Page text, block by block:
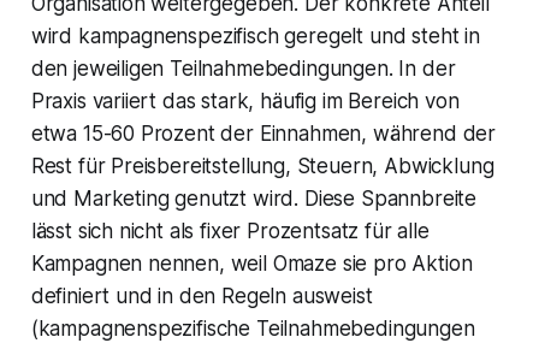
wird kampagnenspezifisch geregelt und steht in
den jeweiligen Teilnahmebedingungen. In der
Praxis variiert das stark, häufig im Bereich von
etwa 15-60 Prozent der Einnahmen, während der
Rest für Preisbereitstellung, Steuern, Abwicklung
und Marketing genutzt wird. Diese Spannbreite
lässt sich nicht als fixer Prozentsatz für alle
Kampagnen nennen, weil Omaze sie pro Aktion
definiert und in den Regeln ausweist
(kampagnenspezifische Teilnahmebedingungen